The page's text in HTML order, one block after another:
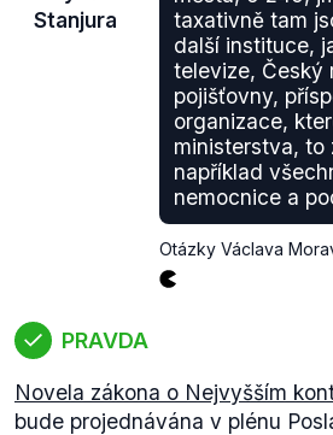
Stanjura
taxativně tam
další instituce,
televize, Český
pojišťovny,
organizace,
ministerstva, to
například
nemocnice a
Otázky Václava
PRAVDA
Novela zákona o Nejvyšším
bude projednávána v plénu